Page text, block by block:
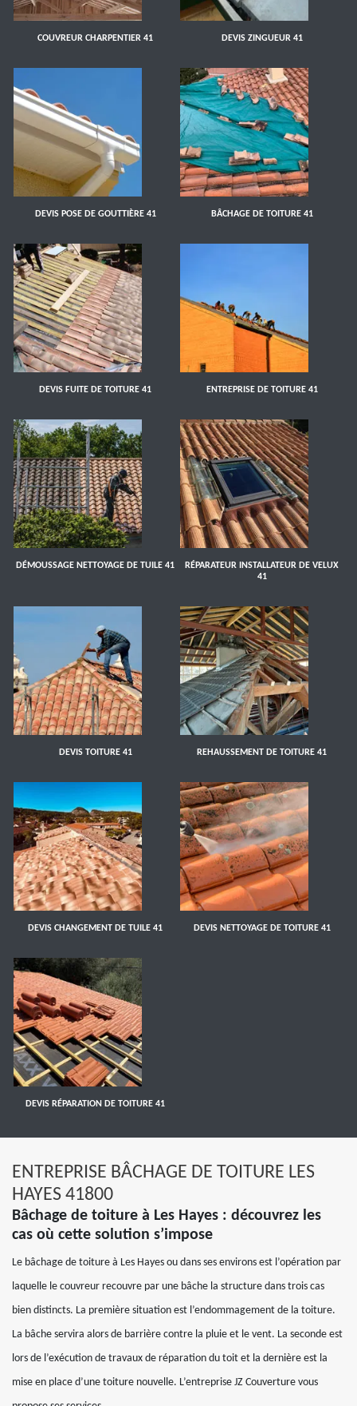
COUVREUR CHARPENTIER 41 DEVIS ZINGUEUR 41
DEVIS POSE DE GOUTTIÈRE 41 BÂCHAGE DE TOITURE 41
DEVIS FUITE DE TOITURE 41 ENTREPRISE DE TOITURE 41
DÉMOUSSAGE NETTOYAGE DE TUILE 41
RÉPARATEUR INSTALLATEUR DE VELUX
41
DEVIS TOITURE 41 REHAUSSEMENT DE TOITURE 41
DEVIS CHANGEMENT DE TUILE 41 DEVIS NETTOYAGE DE TOITURE 41
DEVIS RÉPARATION DE TOITURE 41
ENTREPRISE BÂCHAGE DE TOITURE LES
HAYES 41800
Bâchage de toiture à Les Hayes : découvrez les
cas où cette solution s’impose
Le bâchage de toiture à Les Hayes ou dans ses environs est l’opération par
laquelle le couvreur recouvre par une bâche la structure dans trois cas
bien distincts. La première situation est l’endommagement de la toiture.
La bâche servira alors de barrière contre la pluie et le vent. La seconde est
lors de l’exécution de travaux de réparation du toit et la dernière est la
mise en place d’une toiture nouvelle. L’entreprise JZ Couverture vous